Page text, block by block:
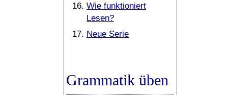
Wie funktioniert
Lesen?
Neue Serie
Grammatik üben